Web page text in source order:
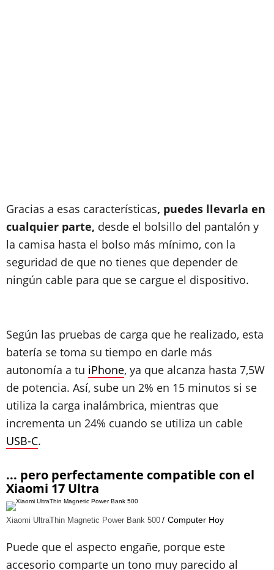
Gracias a esas características, puedes llevarla en
cualquier parte, desde el bolsillo del pantalón y
la camisa hasta el bolso más mínimo, con la
seguridad de que no tienes que depender de
ningún cable para que se cargue el dispositivo.
Según las pruebas de carga que he realizado, esta
batería se toma su tiempo en darle más
autonomía a tu iPhone, ya que alcanza hasta 7,5W
de potencia. Así, sube un 2% en 15 minutos si se
utiliza la carga inalámbrica, mientras que
incrementa un 24% cuando se utiliza un cable
USB-C.
... pero perfectamente compatible con el
Xiaomi 17 Ultra
Xiaomi UltraThin Magnetic Power Bank 500 Computer Hoy
Puede que el aspecto engañe, porque este
accesorio comparte un tono muy parecido al